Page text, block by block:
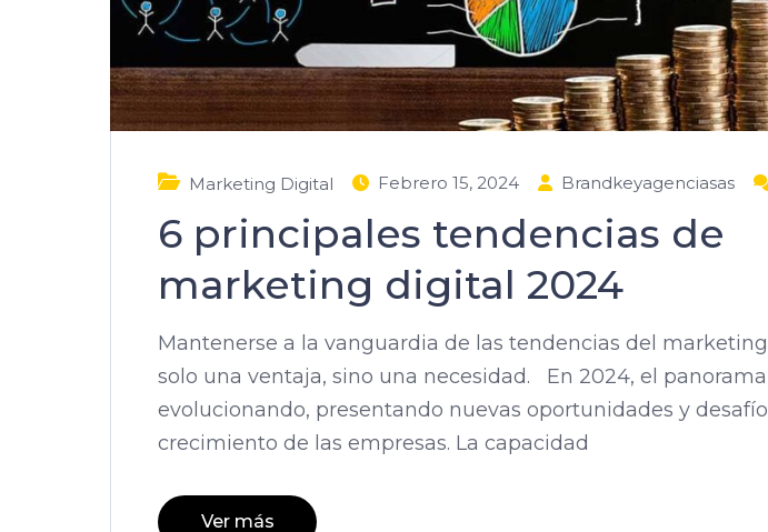
Marketing Digital Febrero 15, 2024 Brandkeyagenciasas
6 principales tendencias de
marketing digital 2024
Mantenerse a la vanguardia de las tendencias del
solo una ventaja, sino una necesidad. En 2024, el
evolucionando, presentando nuevas oportunidades y
crecimiento de las empresas. La capacidad
Ver más